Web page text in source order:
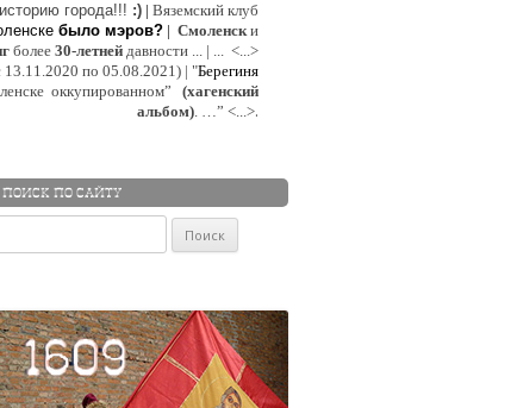
города!!! :) | Вяземский клуб
было мэров? | Смоленски
более 30-летней давности ... | ... <...>
13.11.2020 по 05.08.2021) | "Берегиня
оккупированном” (хагенский
альбом). …” <...>.
ПОИСК ПО САЙТУ